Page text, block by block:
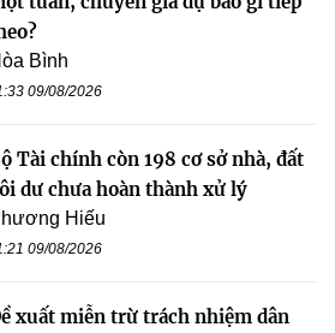
Bình
09/08/2026
Tài chính còn 198 cơ sở nhà, đất
dư chưa hoàn thành xử lý
Hiếu
09/08/2026
xuất miễn trừ trách nhiệm dân